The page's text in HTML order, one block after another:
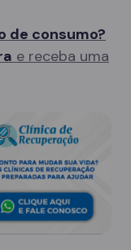
de consumo?
e receba uma